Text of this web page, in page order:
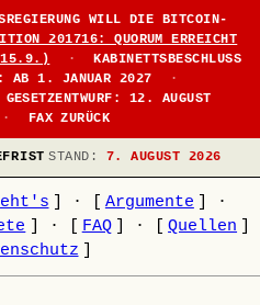
WILL DIE BITCOIN-
201716: QUORUM ERREICHT
15.9.)
·
KABINETTSBESCHLUSS
1. JANUAR 2027
·
12. AUGUST
· FAX ZURÜCK
STAND: 7. AUGUST 2026
· Argumente
·
· FAQ · Quellen